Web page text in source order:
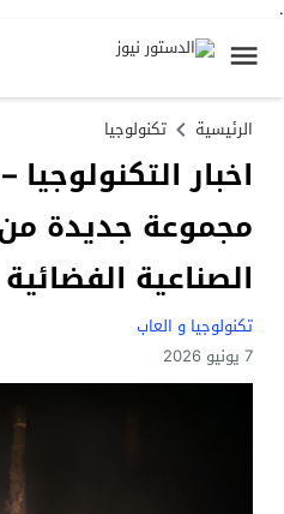
.
الرئيسية تكنولوجيا
مجموعة جديدة من
الصناعية الفضائية
تكنولوجيا و العاب
7 يونيو 2026